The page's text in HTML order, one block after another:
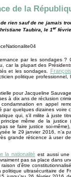
de la
rien sauf de ne jamais
Taubira, le 1er
par les sondages ?
car la plupart des
et les sondages.
politique
pour Jacqueline
à dix ans de réclusion
en appel
par quelques dizaines voire
qui, s’il milite à juste
principe même de la
se faire justice soi-
le 29 janvier 2016, n’a
grande réticence à user
la nationalité est aussi une
pas sa place dans
raison d’être
ultrasécuritaire de